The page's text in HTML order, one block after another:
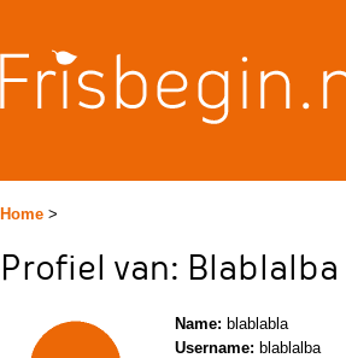
Home >
Profiel van: Blablalba
Name: blablabla
Username: blablalba